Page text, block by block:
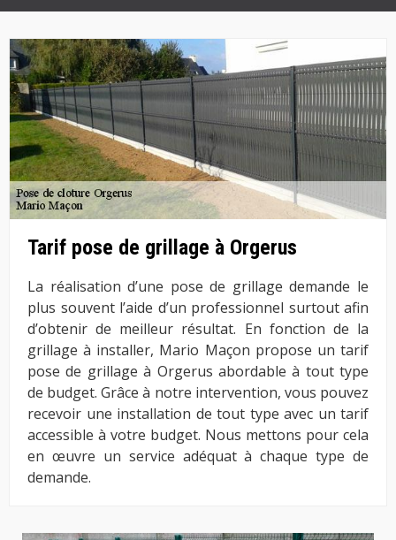
Tarif pose de grillage à Orgerus
La réalisation d’une pose de grillage demande le
plus souvent l’aide d’un professionnel surtout afin
d’obtenir de meilleur résultat. En fonction de la
grillage à installer, Mario Maçon propose un tarif
pose de grillage à Orgerus abordable à tout type
de budget. Grâce à notre intervention, vous pouvez
recevoir une installation de tout type avec un tarif
accessible à votre budget. Nous mettons pour cela
en œuvre un service adéquat à chaque type de
demande.